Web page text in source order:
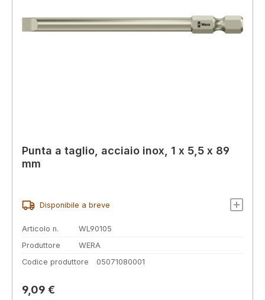
Punta a taglio, acciaio inox, 1 x 5,5 x 89
mm
Disponibile a breve
Articolo n.
WL90105
Produttore
WERA
Codice produttore
05071080001
Prezzo normale:
9,09 €